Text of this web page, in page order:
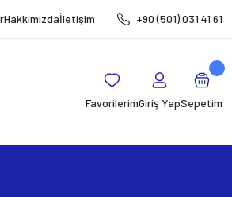
Hakkımızdaİletişim +90 (501) 031 41 61
FavorilerimGiriş YapSepetim